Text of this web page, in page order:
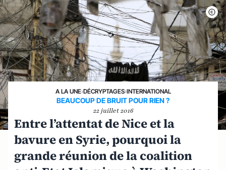
A LA UNE›DÉCRYPTAGES›INTERNATIONAL
BEAUCOUP DE BRUIT POUR RIEN ?
22 juillet 2016
Entre l’attentat de Nice et la
bavure en Syrie, pourquoi la
grande réunion de la coalition